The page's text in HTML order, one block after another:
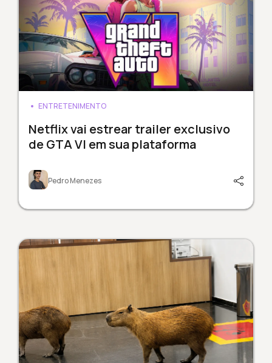
ENTRETENIMENTO
Netflix vai estrear trailer exclusivo
de GTA VI em sua plataforma
Pedro Menezes